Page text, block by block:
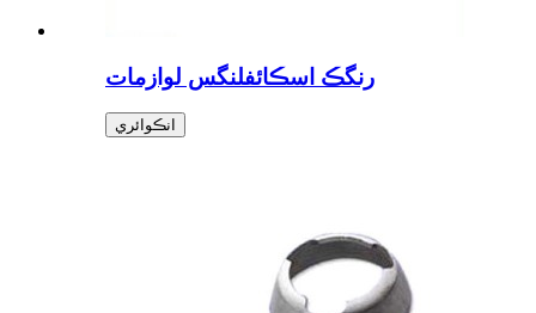
رنگڪ اسڪائفلنگس لوازمات
انڪوائري